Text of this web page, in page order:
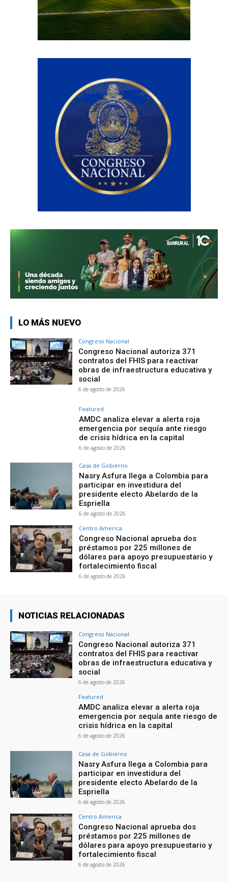
LO MÁS NUEVO
Congreso Nacional
Congreso Nacional autoriza 371
contratos del FHIS para reactivar
obras de infraestructura educativa y
social
6 de agosto de 2026
Featured
AMDC analiza elevar a alerta roja
emergencia por sequía ante riesgo
de crisis hídrica en la capital
6 de agosto de 2026
Casa de Gobierno
Nasry Asfura llega a Colombia para
participar en investidura del
presidente electo Abelardo de la
Espriella
6 de agosto de 2026
Centro America
Congreso Nacional aprueba dos
préstamos por 225 millones de
dólares para apoyo presupuestario y
fortalecimiento fiscal
6 de agosto de 2026
NOTICIAS RELACIONADAS
Congreso Nacional
Congreso Nacional autoriza 371
contratos del FHIS para reactivar
obras de infraestructura educativa y
social
6 de agosto de 2026
Featured
AMDC analiza elevar a alerta roja
emergencia por sequía ante riesgo de
crisis hídrica en la capital
6 de agosto de 2026
Casa de Gobierno
Nasry Asfura llega a Colombia para
participar en investidura del
presidente electo Abelardo de la
Espriella
6 de agosto de 2026
Centro America
Congreso Nacional aprueba dos
préstamos por 225 millones de
dólares para apoyo presupuestario y
fortalecimiento fiscal
6 de agosto de 2026